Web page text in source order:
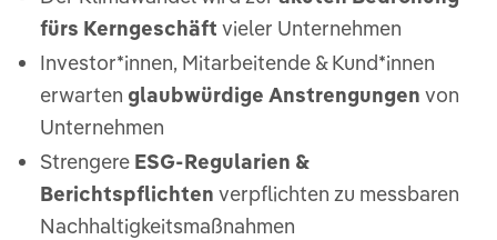
fürs Kerngeschäft vieler Unternehmen​
Investor*innen, Mitarbeitende & Kund*innen
erwarten glaubwürdige Anstrengungen von
Unternehmen
Strengere ESG-Regularien &
Berichtspflichten verpflichten zu messbaren
Nachhaltigkeitsmaßnahmen​